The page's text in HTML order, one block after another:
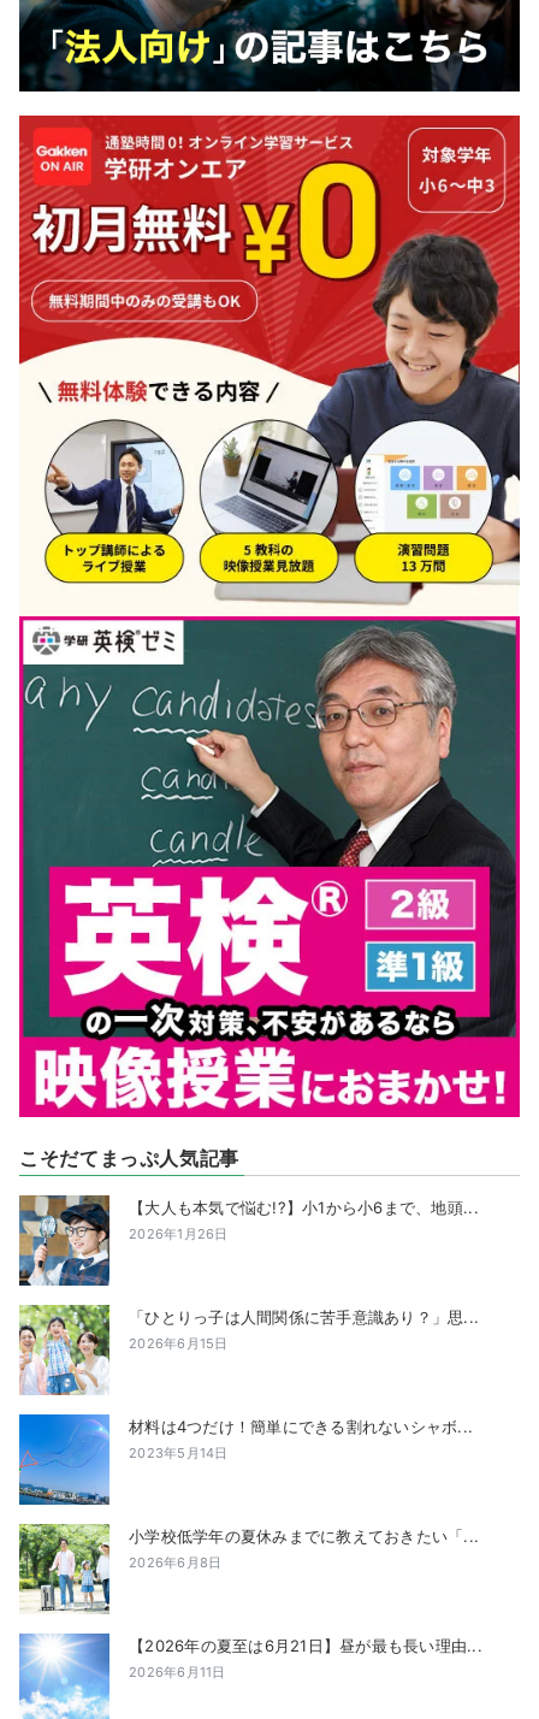
こそだてまっぷ人気記事
【大人も本気で悩む!?】小1から小6まで、地頭...
2026年1月26日
「ひとりっ子は人間関係に苦手意識あり？」思...
2026年6月15日
材料は4つだけ！簡単にできる割れないシャボ...
2023年5月14日
小学校低学年の夏休みまでに教えておきたい「...
2026年6月8日
【2026年の夏至は6月21日】昼が最も長い理由...
2026年6月11日